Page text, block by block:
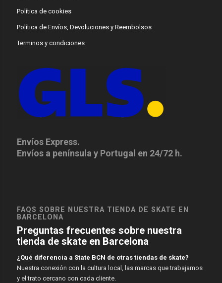
Política de cookies
Política de Envíos, Devoluciones y Reembolsos
Terminos y condiciones
Envíos Express.
Envíos a península y Portugal en 24/72 h.
FAQS SOBRE NUESTRA TIENDA DE SKATE EN
BARCELONA
Preguntas frecuentes sobre nuestra
tienda de skate en Barcelona
¿Qué diferencia a State BCN de otras tiendas de skate?
Nuestra conexión con la cultura local, las marcas que trabajamos
y el trato cercano con cada cliente.